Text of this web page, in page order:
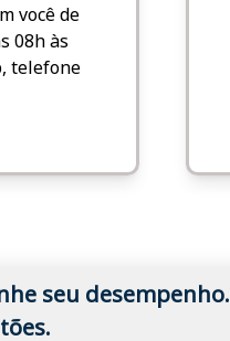
você de
08h às
telefone
seu desempenho.